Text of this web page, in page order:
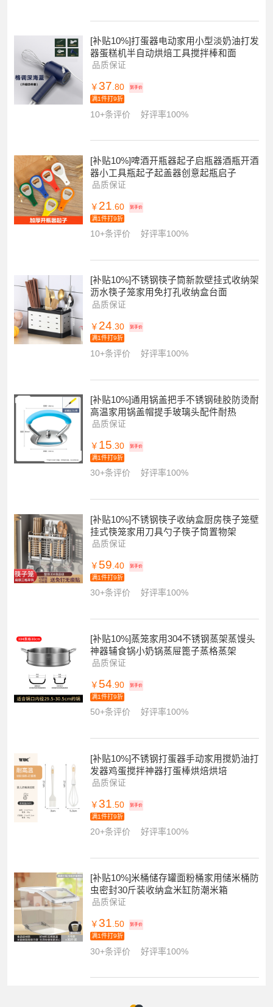
[补贴10%]打蛋器电动家用小型淡奶油打发
器蛋糕机半自动烘焙工具搅拌棒和面
品质保证
￥ 37.80 到手价
满1件打9折
10+条评价 好评率100%
[补贴10%]啤酒开瓶器起子启瓶器酒瓶开酒
器小工具瓶起子起盖器创意起瓶启子
品质保证
￥ 21 .60 到手价
满1件打9折
10+条评价 好评率100%
[补贴10%]不锈钢筷子筒新款壁挂式收纳架
沥水筷子笼家用免打孔收纳盒台面
品质保证
￥ 24 .30 到手价
满1件打9折
10+条评价 好评率100%
[补贴10%]通用锅盖把手不锈钢硅胶防烫耐
高温家用锅盖帽提手玻璃头配件耐热
品质保证
￥ 15.30 到手价
满1件打9折
30+条评价 好评率100%
[补贴10%]不锈钢筷子收纳盒厨房筷子笼壁
挂式筷笼家用刀具勺子筷子筒置物架
品质保证
￥ 59 .40 到手价
满1件打9折
30+条评价 好评率100%
[补贴10%]蒸笼家用304不锈钢蒸架蒸馒头
神器辅食锅小奶锅蒸屉篦子蒸格蒸架
品质保证
￥ 54.90 到手价
满1件打9折
50+条评价 好评率100%
[补贴10%]不锈钢打蛋器手动家用搅奶油打
发器鸡蛋搅拌神器打蛋棒烘焙烘培
品质保证
￥ 31 .50 到手价
满1件打9折
20+条评价 好评率100%
[补贴10%]米桶储存罐面粉桶家用储米桶防
虫密封30斤装收纳盒米缸防潮米箱
品质保证
￥ 31.50 到手价
满1件打9折
30+条评价 好评率100%